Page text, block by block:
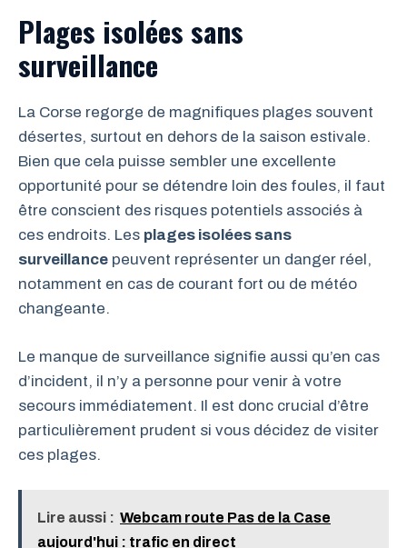
Plages isolées sans
surveillance
La Corse regorge de magnifiques plages souvent
désertes, surtout en dehors de la saison estivale.
Bien que cela puisse sembler une excellente
opportunité pour se détendre loin des foules, il faut
être conscient des risques potentiels associés à
ces endroits. Les plages isolées sans
surveillance peuvent représenter un danger réel,
notamment en cas de courant fort ou de météo
changeante.
Le manque de surveillance signifie aussi qu’en cas
d’incident, il n’y a personne pour venir à votre
secours immédiatement. Il est donc crucial d’être
particulièrement prudent si vous décidez de visiter
ces plages.
Lire aussi : Webcam route Pas de la Case
aujourd'hui : trafic en direct